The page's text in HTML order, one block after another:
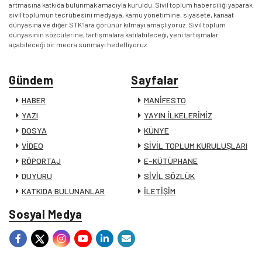
artmasına katkıda bulunmak amacıyla kuruldu. Sivil toplum haberciliği yaparak
sivil toplumun tecrübesini medyaya, kamu yönetimine, siyasete, kanaat
dünyasına ve diğer STK’lara görünür kılmayı amaçlıyoruz. Sivil toplum
dünyasının sözcülerine, tartışmalara katılabileceği, yeni tartışmalar
açabileceği bir mecra sunmayı hedefliyoruz.
Gündem
HABER
YAZI
DOSYA
VİDEO
RÖPORTAJ
DUYURU
KATKIDA BULUNANLAR
Sayfalar
MANİFESTO
YAYIN İLKELERİMİZ
KÜNYE
SİVİL TOPLUM KURULUŞLARI
E-KÜTÜPHANE
SİVİL SÖZLÜK
İLETİŞİM
Sosyal Medya